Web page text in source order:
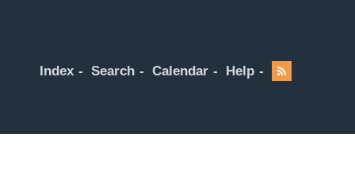
Index Search Calendar Help